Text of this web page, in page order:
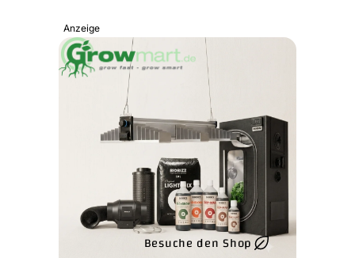
Anzeige
Besuche den Shop